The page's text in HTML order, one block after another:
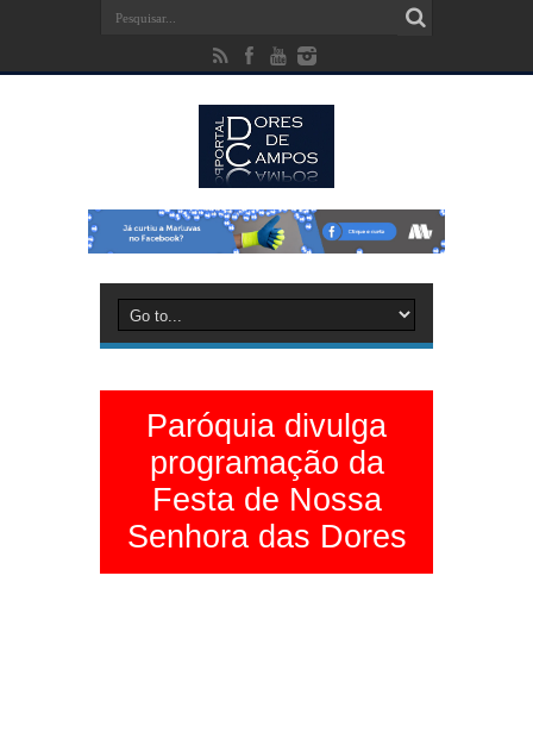
Paróquia divulga
programação da
Festa de Nossa
Senhora das Dores